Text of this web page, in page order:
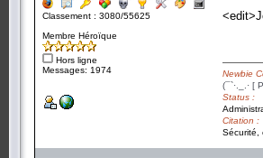
Classement : 3080/55625
Membre Héroïque
Hors ligne
Messages: 1974
Newbie
(¯`·._.· [
Status :
Citation :
Sécurité,